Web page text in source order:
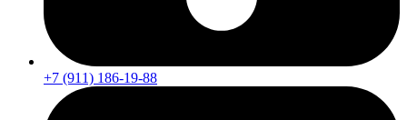
+7 (911) 186-19-88